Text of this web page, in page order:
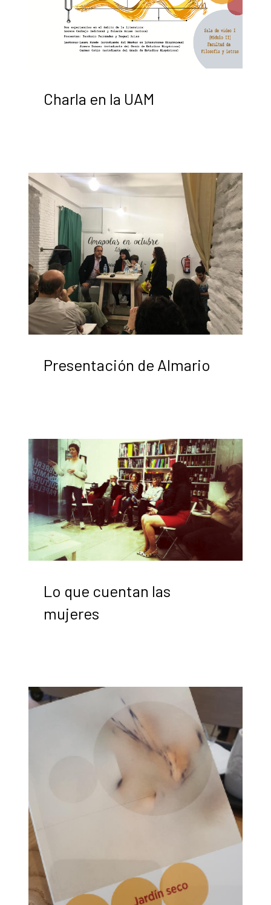
Charla en la UAM
Presentación de Almario
Lo que cuentan las
mujeres